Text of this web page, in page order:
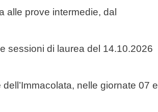
alle prove intermedie, dal
sessioni di laurea del 14.10.2026
nelle giornate 07 e